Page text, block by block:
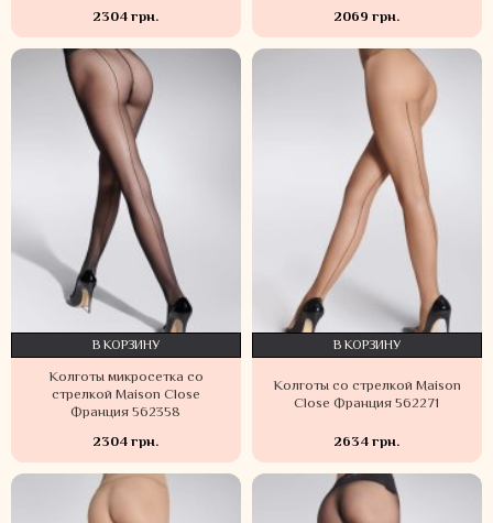
2304 грн.
2069 грн.
Колготы микросетка со
стрелкой Maison Close
Франция 562358
2304 грн.
В КОРЗИНУ
Колготы со стрелкой Maison
Close Франция 562271
2634 грн.
В КОРЗИНУ